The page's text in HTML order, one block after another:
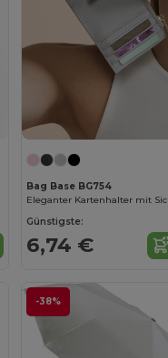
Bag Base BG754
Günstigste:
6,74 €
-38%